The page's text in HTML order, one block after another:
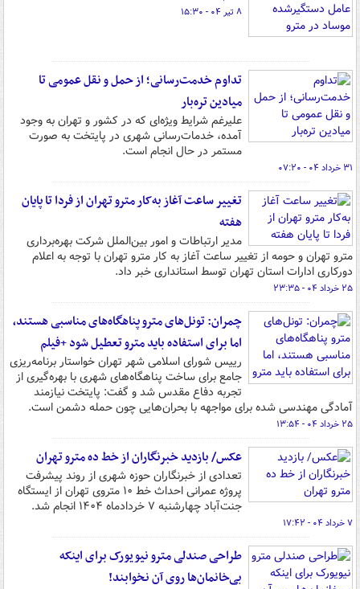
۸ تیر ۰۴ - ۱۵:۳۰
تداوم خدمت‌رسانی؛ از حمل و نقل عمومی تا
میادین تره‌بار
علیرغم شرایط ویژه‌ای که در کشور و تهران به وجود
آمده، خدمات‌رسانی شهری در پایتخت به صورت
مستمر در حال انجام است.
۳۱ خرداد ۰۴ - ۰۷:۲۰
تغییر ساعت آغاز به‌کار مترو تهران از فردا تا پایان
هفته
مدیر ارتباطات و امور بین‌الملل شرکت بهره‌برداری
مترو تهران و حومه از تغییر ساعت آغاز به کار مترو تهران با توجه به اعلام
دورکاری ادارات استان تهران توسط استانداری خبر داد.
۲۵ خرداد ۰۴ - ۲۳:۳۵
چمران: تونل‌های مترو پناهگاه‌های مناسبی هستند،
اما برای استفاده باید مترو تعطیل شود +فیلم
رییس شورای اسلامی شهر تهران خواستار برنامه‌ریزی
جامع برای ساخت پناهگاه‌های شهری با بهره‌گیری از
تجربه دفاع مقدس شد و گفت: پایتخت نیازمند
آمادگی مهندسی‌ شده برای مواجهه با بحران‌هایی چون حمله دشمن است.
۲۵ خرداد ۰۴ - ۱۳:۵۴
عکس/ بازدید خبرنگاران از خط ده مترو تهران
تعدادی از خبرنگاران حوزه شهری از روند پیشرفت
پروژه عمرانی احداث خط ۱۰ متروی تهران از ایستگاه
جنت‌آباد چهارشنبه ۷ خردادماه ۱۴۰۴ انجام شد.
۷ خرداد ۰۴ - ۱۷:۴۲
طراحی صندلی مترو نیویورک برای اینکه
بی‌خانمان‌ها روی آن نخوابند!